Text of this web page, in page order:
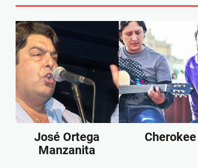
José Ortega
Manzanita
Cherokee